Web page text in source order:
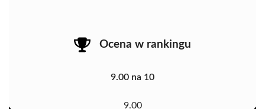
Ocena w rankingu
9.00 na 10
9.00